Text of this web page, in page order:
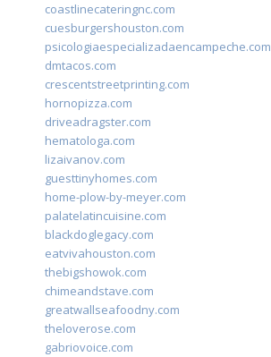
coastlinecateringnc.com
cuesburgershouston.com
psicologiaespecializadaencampeche.com
dmtacos.com
crescentstreetprinting.com
hornopizza.com
driveadragster.com
hematologa.com
lizaivanov.com
guesttinyhomes.com
home-plow-by-meyer.com
palatelatincuisine.com
blackdoglegacy.com
eatvivahouston.com
thebigshowok.com
chimeandstave.com
greatwallseafoodny.com
theloverose.com
gabriovoice.com